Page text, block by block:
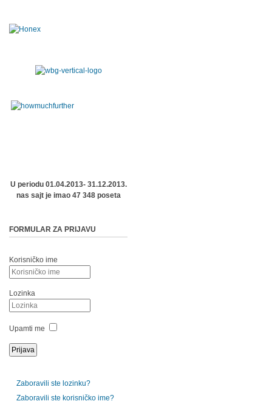
U periodu 01.04.2013- 31.12.2013.
nas sajt je imao 47 348 poseta
FORMULAR ZA PRIJAVU
Korisničko ime
Lozinka
Upamti me
Zaboravili ste lozinku?
Zaboravili ste korisničko ime?